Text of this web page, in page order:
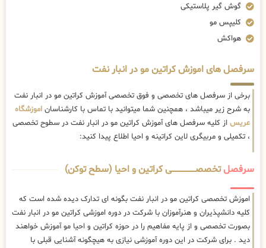
گوش گیر پلاستیکی
کلیپس مو
هواکش
سرفصل های اموزش کراتین مو در انبار نفت
برخی از سرفصل های تخصصی و فوق تخصصی آموزش کراتین مو در انبار نفت
به شرح زیر میباشد ، همچنین شما میتوانید با تماس با کارشناسان اموزشگاه
عریس از کلیه سرفصل های آموزش کراتین مو در انبار نفت در سطوح تخصصی
، تکمیلی و مربیگری لاین کراتینه و احیا اطلاع پیدا کنید:
سرفصلتخصصــــــــــــــــــــی کراتین و احیا (سطح توکن)
اموزش تخصصی کراتین مو در انبار نفت بگونه ای تدارک دیده شده است که
کلیه دانشپذیران و هنرآموزان با شرکت در دوره اموزشی کراتین مو در انبار نفت
بصورت تخصصی و از پایه مفاهیم را در حوزه کراتین و احیا مو آموزش خواهند
دید . برای شرکت در این دوره آموزشی نیازی به هیچگونه آشنایی قبلی با